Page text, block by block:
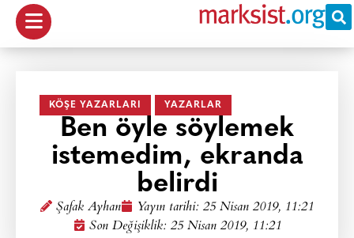
KÖŞE YAZARLARI YAZARLAR
Ben öyle söylemek
istemedim, ekranda
belirdi
Şafak Ayhan Yayın tarihi: 25 Nisan 2019, 11:21
Son Değişiklik: 25 Nisan 2019, 11:21